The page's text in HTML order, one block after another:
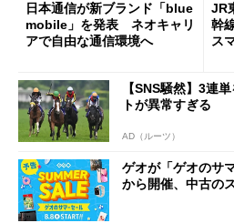
日本通信が新ブランド「blue
mobile」を発表 ネオキャリ
アで自由な通信環境へ
JR
幹
ス
【SNS騒然】3連
トが異常すぎる
AD（ルーツ）
ゲオが「ゲオのサ
から開催、中古の